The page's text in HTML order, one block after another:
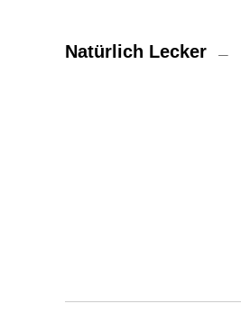
Natürlich Lecker